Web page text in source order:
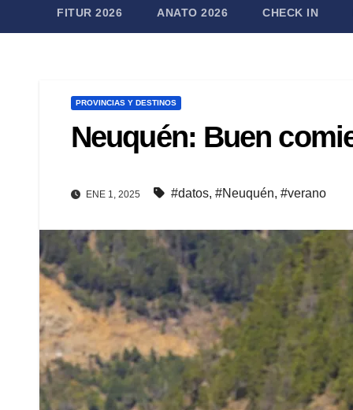
FITUR 2026 ANATO 2026 CHECK IN
PROVINCIAS Y DESTINOS
Neuquén: Buen
ENE 1, 2025 #datos, #Neuquén, #verano